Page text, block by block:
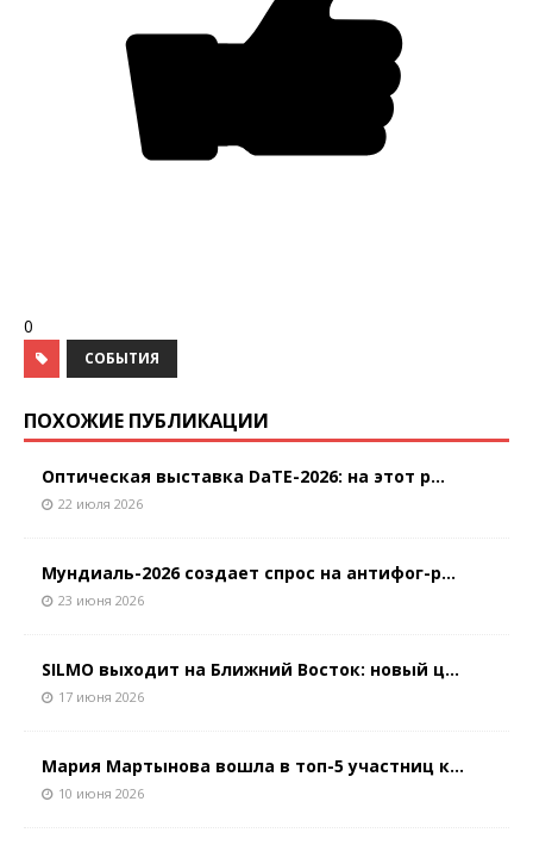
0
СОБЫТИЯ
ПОХОЖИЕ ПУБЛИКАЦИИ
Оптическая выставка DaTE-2026: на этот р...
22 июля 2026
Мундиаль-2026 создает спрос на антифог-р...
23 июня 2026
SILMO выходит на Ближний Восток: новый ц...
17 июня 2026
Мария Мартынова вошла в топ-5 участниц к...
10 июня 2026